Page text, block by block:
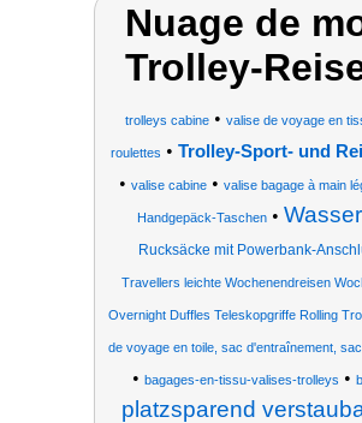
Nuage de
Trolley-
trolleys cabine• valise de voyage en
roulettes • Trolley-Sport- und
• valise cabine• valise bagage à main
Handgepäck-Taschen•
Rucksäcke mit Powerbank-
Travellers leichte Wochenendreisen
Overnight Duffles Teleskopgriffe Rolling
de voyage en toile, sac d'entraînement,
• bagages-en-tissu-valises-trolleys •
platzsparend